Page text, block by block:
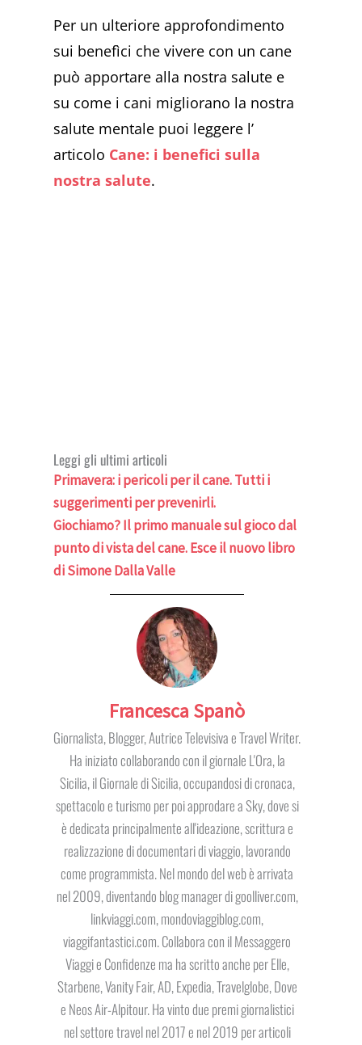
Per un ulteriore approfondimento
sui benefìci che vivere con un cane
può apportare alla nostra salute e
su come i cani migliorano la nostra
salute mentale puoi leggere l’
articolo Cane: i benefici sulla
nostra salute.
Leggi gli ultimi articoli
Primavera: i pericoli per il cane. Tutti i
suggerimenti per prevenirli.
Giochiamo? Il primo manuale sul gioco dal
punto di vista del cane. Esce il nuovo libro
di Simone Dalla Valle
Francesca Spanò
Giornalista, Blogger, Autrice Televisiva e Travel Writer.
Ha iniziato collaborando con il giornale L'Ora, la
Sicilia, il Giornale di Sicilia, occupandosi di cronaca,
spettacolo e turismo per poi approdare a Sky, dove si
è dedicata principalmente all'ideazione, scrittura e
realizzazione di documentari di viaggio, lavorando
come programmista. Nel mondo del web è arrivata
nel 2009, diventando blog manager di goolliver.com,
linkviaggi.com, mondoviaggiblog.com,
viaggifantastici.com. Collabora con il Messaggero
Viaggi e Confidenze ma ha scritto anche per Elle,
Starbene, Vanity Fair, AD, Expedia, Travelglobe, Dove
e Neos Air-Alpitour. Ha vinto due premi giornalistici
nel settore travel nel 2017 e nel 2019 per articoli